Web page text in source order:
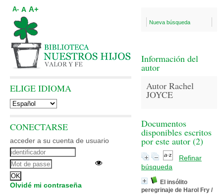
Nueva búsqueda
Información del
autor
Autor Rachel
JOYCE
Documentos
disponibles escritos
por este autor (2)
Refinar
búsqueda
El insólito
peregrinaje de Harol Fry /
A- A A+
ELIGE IDIOMA
CONECTARSE
acceder a su cuenta de usuario
Olvidé mi contraseña